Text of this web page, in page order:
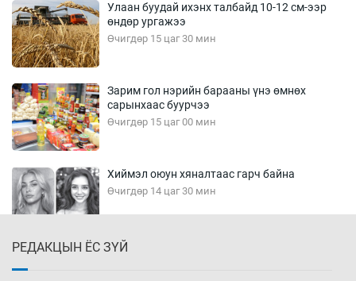
Улаан буудай ихэнх талбайд 10-12 см-ээр
өндөр ургажээ
Өчигдөр 15 цаг 30 мин
Зарим гол нэрийн барааны үнэ өмнөх
сарынхаас буурчээ
Өчигдөр 15 цаг 00 мин
Хиймэл оюун хяналтаас гарч байна
Өчигдөр 14 цаг 30 мин
РЕДАКЦЫН ЁС ЗҮЙ